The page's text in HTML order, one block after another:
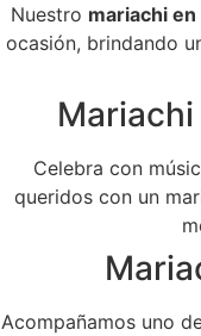
Nuestro mariachi
ocasión, brindando
Celebra con
queridos con un
Acompañamos uno